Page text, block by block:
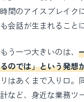
時間のアイスブレイク
も会話が生まれること
もう一つ大きいのは、
るのでは」という発想
リはあくまで入り口。
計など、身近な業務ツ